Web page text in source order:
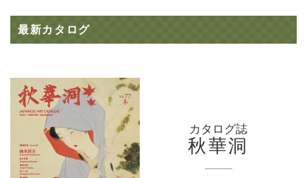
最新カタログ
カタログ誌
秋華洞